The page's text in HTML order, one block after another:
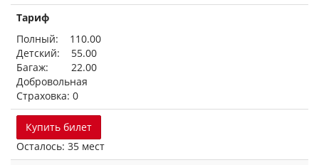
Тариф
Полный: 110.00
Детский: 55.00
Багаж: 22.00
Добровольная
Страховка: 0
Купить билет
Осталось: 35 мест